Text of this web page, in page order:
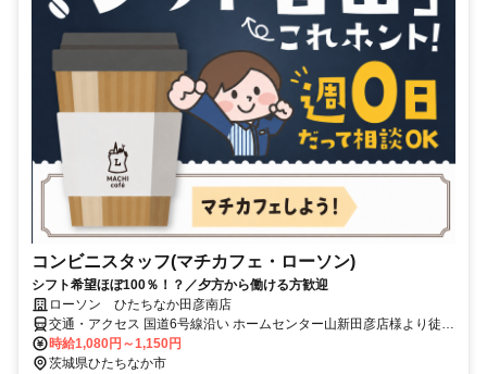
コンビニスタッフ(マチカフェ・ローソン)
シフト希望ほぼ100％！？／夕方から働ける方歓迎
ローソン ひたちなか田彦南店
交通・アクセス 国道6号線沿い ホームセンター山新田彦店様より徒歩
２分
時給1,080円～1,150円
茨城県ひたちなか市